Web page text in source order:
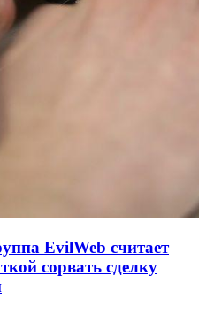
EvilWeb считает
сорвать сделку